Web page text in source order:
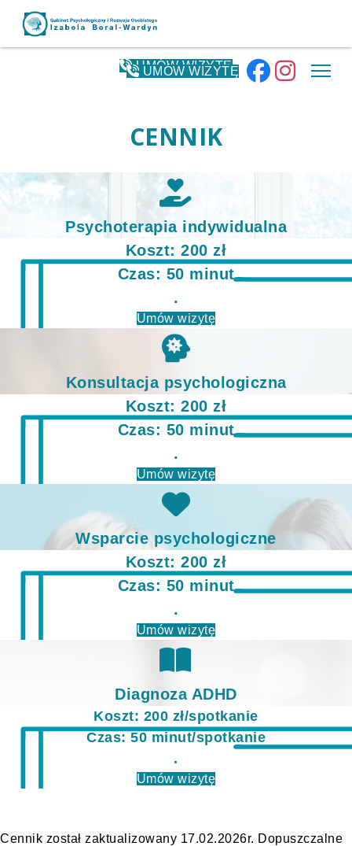
UMÓW WIZYTĘ
UMÓW WIZYTĘ
CENNIK
Psychoterapia indywidualna
Koszt: 200 zł
Czas: 50 minut
.
Umów wizytę
Konsultacja psychologiczna
Koszt: 200 zł
Czas: 50 minut
.
Umów wizytę
Wsparcie psychologiczne
Koszt: 200 zł
Czas: 50 minut
.
Umów wizytę
Diagnoza ADHD
Koszt: 200 zł/spotkanie
Czas: 50 minut/spotkanie
.
Umów wizytę
Cennik został zaktualizowany 17.02.2026r. Dopuszczalne